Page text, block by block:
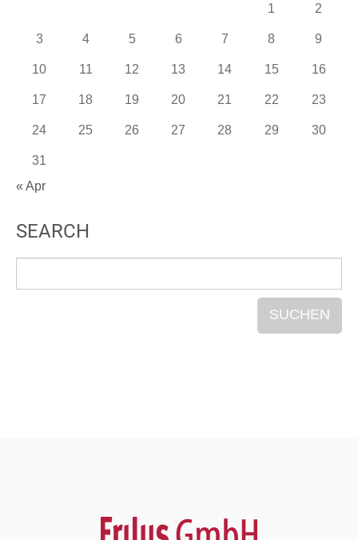
1 2
3 4 5 6 7 8 9
10 11 12 13 14 15 16
17 18 19 20 21 22 23
24 25 26 27 28 29 30
31
« Apr
SEARCH